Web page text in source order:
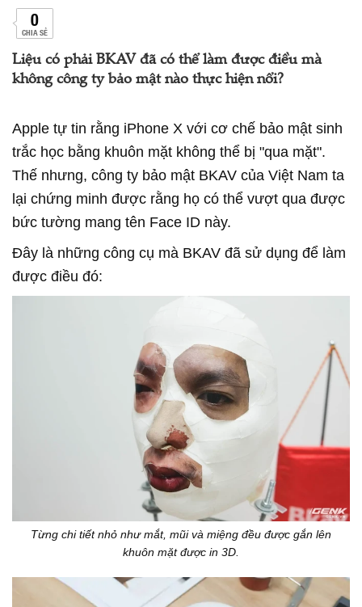
0
CHIA SẺ
Liệu có phải BKAV đã có thể làm được điều mà
không công ty bảo mật nào thực hiện nổi?
Apple tự tin rằng iPhone X với cơ chế bảo mật sinh
trắc học bằng khuôn mặt không thể bị "qua mặt".
Thế nhưng, công ty bảo mật BKAV của Việt Nam ta
lại chứng minh được rằng họ có thể vượt qua được
bức tường mang tên Face ID này.
Đây là những công cụ mà BKAV đã sử dụng để làm
được điều đó:
Từng chi tiết nhỏ như mắt, mũi và miệng đều được gắn lên
khuôn mặt được in 3D.